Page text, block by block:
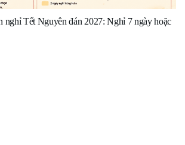
nghỉ Tết Nguyên đán 2027: Nghỉ 7 ngày hoặc